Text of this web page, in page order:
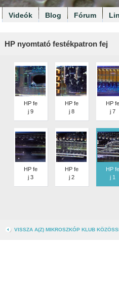
Videók Blog Fórum
HP nyomtató festékpatron fej
HP fe
j 9
HP fe
j 8
HP fe
j 7
HP fe
j 3
HP fe
j 2
HP fe
j 1
VISSZA A(Z) MIKROSZKÓP KLUB